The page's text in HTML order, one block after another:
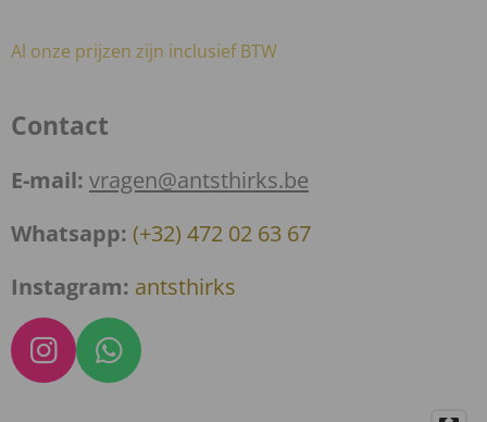
Al onze prijzen zijn inclusief BTW
Contact
E-mail: vragen@antsthirks.be
Whatsapp: (+32) 472 02 63 67
Instagram: antsthirks
I
n
W
h